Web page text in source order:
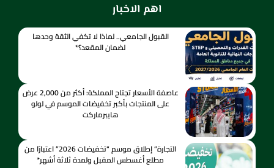
اهم الاخبار
القبول الجامعي.. لماذا لا تكفي الثقة وحدها
لضمان المقعد؟*
عاصفة الأسعار تجتاح المملكة: أكثر من 2,000 عرض
على المنتجات بأكبر تخفيضات الموسم في لولو
هايبرماركت
التجارة” إطلاق موسم “تخفيضات 2026” اعتبارًا من
مطلع أغسطس المقبل ولمدة ثلاثة أشهر*